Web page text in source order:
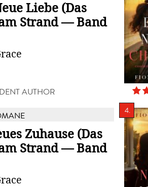
Liebe (Das
Strand — Band
AUTHOR
Zuhause (Das
Strand — Band
4.